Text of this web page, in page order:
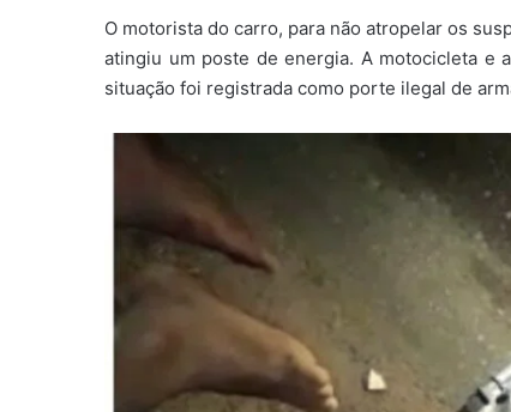
O motorista do carro, para não atropelar os
atingiu um poste de energia. A motocicleta e
situação foi registrada como porte ilegal de